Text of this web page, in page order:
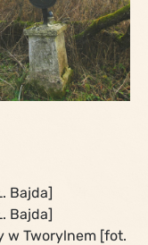
Bajda]
Bajda]
w Tworylnem [fot.